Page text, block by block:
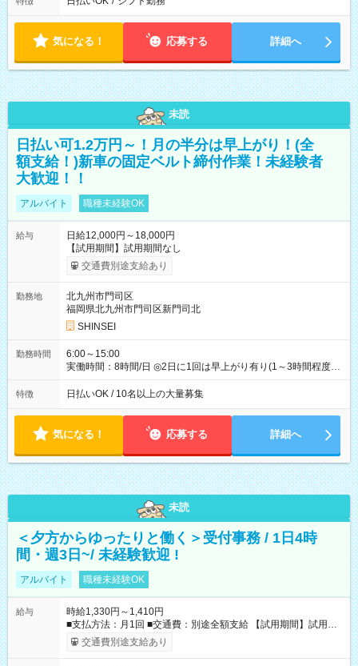
気になる！ 応募する 詳細へ
未読
日払い可1.2万円～！月の半分は早上がり！(全
額支給！)新車の固定ベルト締付作業！未経験者
大歓迎！！
アルバイト 職種未経験OK
給与
日給12,000円～18,000円
【試用期間】試用期間なし
交通費別途支給あり
勤務地
北九州市門司区
福岡県北九州市門司区新門司北
SHINSEI
勤務時間
6:00～15:00
実働時間：8時間/日 ◎2日に1回は早上がり有り(1～3時間程度)
◎月残業5～10時間程度
特徴 日払いOK / 10名以上の大量募集
気になる！ 応募する 詳細へ
未読
＜夕方からゆったりと働く＞受付事務 / 1日4時
間・週3日~/ 未経験歓迎 !
アルバイト 職種未経験OK
給与
時給1,330円～1,410円
■支払方法：月1回 ■交通費：別途全額支給 【試用期間】試用期
間あり 試用期間の長さ：6ヶ月 雇用形態、給与は本採用時と同
じです。
交通費別途支給あり